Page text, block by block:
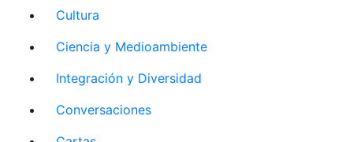
Cultura
Ciencia y Medioambiente
Integración y Diversidad
Conversaciones